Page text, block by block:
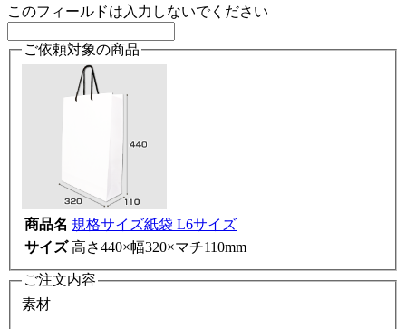
このフィールドは入力しないでください
ご依頼対象の商品
商品名 規格サイズ紙袋 L6サイズ
サイズ 高さ440×幅320×マチ110mm
ご注文内容
素材